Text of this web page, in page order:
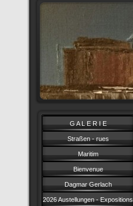
G A L E R I E
Straßen - rues
Maritim
Bienvenue
Dagmar Gerlach
2026 Austellungen - Expositions